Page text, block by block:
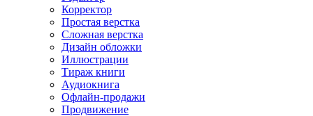
Корректор
Простая верстка
Сложная верстка
Дизайн обложки
Иллюстрации
Тираж книги
Аудиокнига
Офлайн-продажи
Продвижение